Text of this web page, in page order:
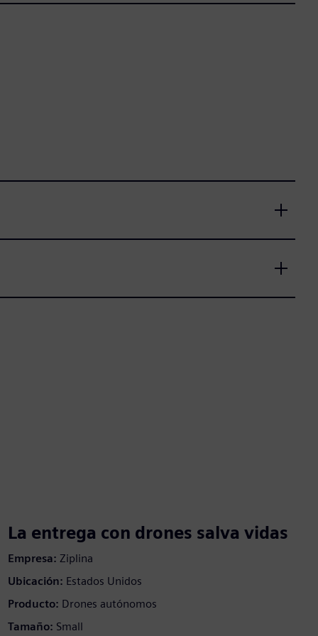
La entrega con drones salva vidas
Empresa: Ziplina
Ubicación: Estados Unidos
Producto: Drones autónomos
Tamaño: Small